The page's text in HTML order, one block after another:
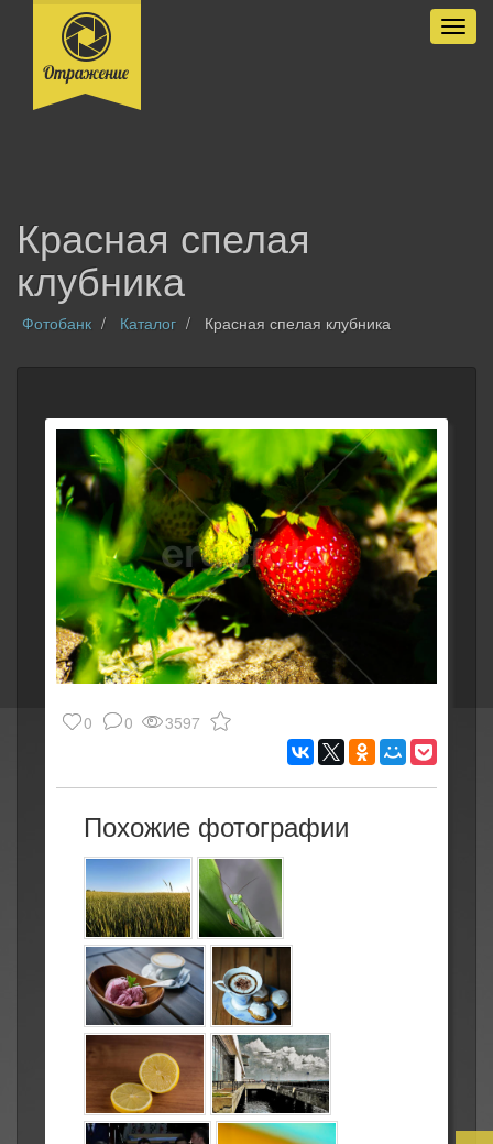
Красная спелая
клубника
Фотобанк Каталог Красная спелая клубника
0 0 3597
Похожие фотографии